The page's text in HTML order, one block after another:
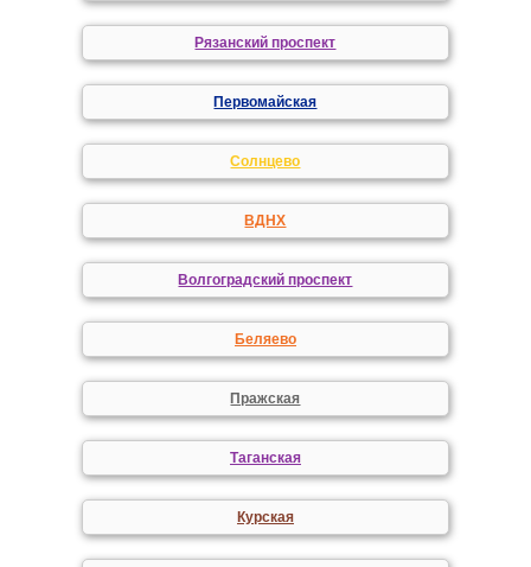
Рязанский проспект
Первомайская
Солнцево
ВДНХ
Волгоградский проспект
Беляево
Пражская
Таганская
Курская